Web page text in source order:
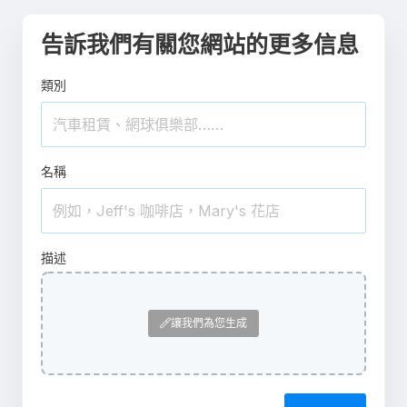
告訴我們有關您網站的更多信息
類別
名稱
描述
讓我們為您生成